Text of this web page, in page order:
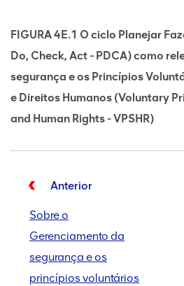
FIGURA 4E.1 O ciclo Planejar
Do, Check, Act - PDCA) como
segurança e os Princípios
e Direitos Humanos (Voluntary
and Human Rights - VPSHR)
Anterior
Sobre o
Gerenciamento da
segurança e os
princípios voluntários